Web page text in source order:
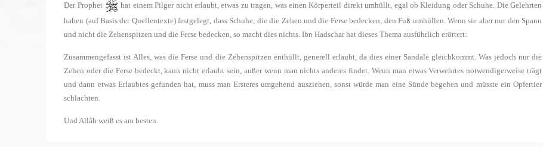
Der Prophet
hat einem Pilger nicht erlaubt, etwas zu tragen, was einen Körperteil direkt umhüllt, egal ob Kleidung oder Schuhe. Die Gelehrten
haben (auf Basis der Quellentexte) festgelegt, dass Schuhe, die die Zehen und die Ferse bedecken, den Fuß umhüllen. Wenn sie aber nur den Spann
und nicht die Zehenspitzen und die Ferse bedecken, so macht dies nichts. Ibn Hadschar hat dieses Thema ausführlich erörtert:
Zusammengefasst ist Alles, was die Ferse und die Zehenspitzen enthüllt, generell erlaubt, da dies einer Sandale gleichkommt. Was jedoch nur die
Zehen oder die Ferse bedeckt, kann nicht erlaubt sein, außer wenn man nichts anderes findet. Wenn man etwas Verwehrtes notwendigerweise trägt
und dann etwas Erlaubtes gefunden hat, muss man Ersteres umgehend ausziehen, sonst würde man eine Sünde begehen und müsste ein Opfertier
schlachten.
Und Allâh weiß es am besten.